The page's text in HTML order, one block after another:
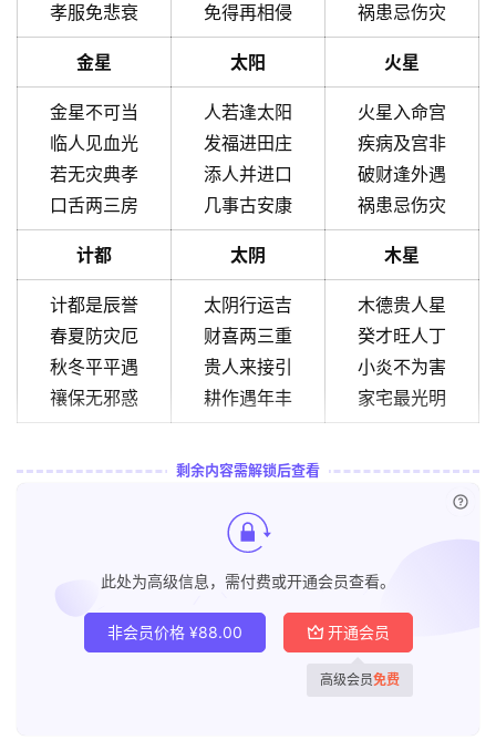
孝服免悲衰
免得再相侵
祸患忌伤灾
金星 太阳 火星
金星不可当
临人见血光
若无灾典孝
口舌两三房
人若逢太阳
发福进田庄
添人并进口
几事古安康
火星入命宫
疾病及宫非
破财逢外遇
祸患忌伤灾
计都 太阴 木星
计都是辰誉
春夏防灾厄
秋冬平平遇
禳保无邪惑
太阴行运吉
财喜两三重
贵人来接引
耕作遇年丰
木德贵人星
癸才旺人丁
小炎不为害
家宅最光明
剩余内容需解锁后查看
此处为高级信息，需付费或开通会员查看。
非会员价格 ¥88.00 开通会员
高级会员免费